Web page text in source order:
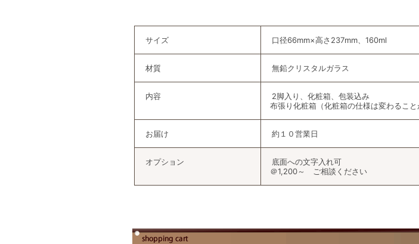
サイズ 口径66mm×高さ237mm、160ml
材質 無鉛クリスタルガラス
内容
2脚入り、化粧箱、包装込み
布張り化粧箱（化粧箱の仕様は変わること
お届け 約１０営業日
オプション
底面への文字入れ可
＠1,200～ ご相談ください